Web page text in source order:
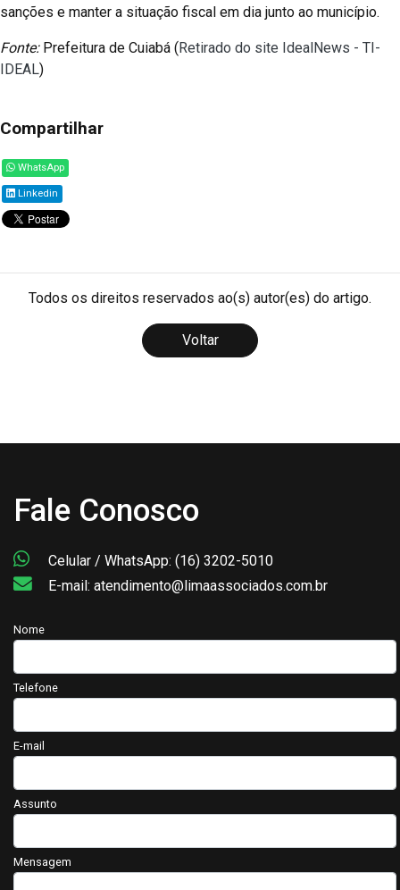
sanções e manter a situação fiscal em dia junto ao município.
Fonte:Prefeitura de Cuiabá (Retirado do site IdealNews - TI-
IDEAL)
Compartilhar
WhatsApp
Linkedin
Todos os direitos reservados ao(s) autor(es) do artigo.
Voltar
Fale Conosco
Celular / WhatsApp: (16) 3202-5010
E-mail: atendimento@limaassociados.com.br
Nome
Telefone
E-mail
Assunto
Mensagem